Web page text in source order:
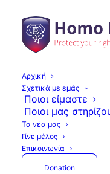
Αρχική
Σχετικά με εμάς
Ποιοι είμαστε
Ποιοι μας
Τα νέα μας
Γίνε μέλος
Επικοινωνία
Donation